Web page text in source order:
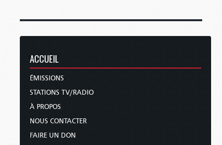
ACCUEIL
ÉMISSIONS
STATIONS TV/RADIO
À PROPOS
NOUS CONTACTER
FAIRE UN DON